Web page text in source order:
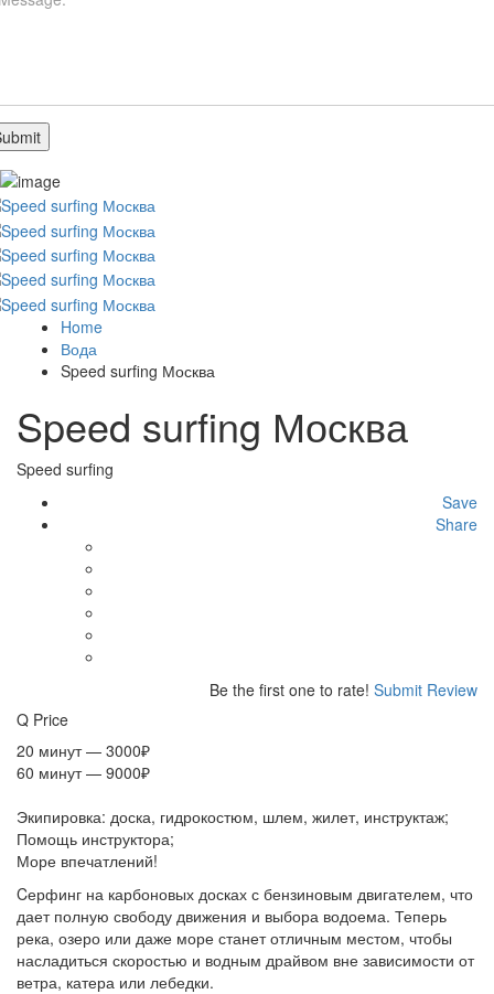
Home
Вода
Speed surfing Москва
Speed surfing Москва
Speed surfing
Save
Share
Be the first one to rate! Submit Review
Q Price
20 минут — 3000₽
60 минут — 9000₽
Экипировка: доска, гидрокостюм, шлем, жилет, инструктаж;
Помощь инструктора;
Море впечатлений!
Cерфинг на карбоновых досках с бензиновым двигателем, что
дает полную свободу движения и выбора водоема. Теперь
река, озеро или даже море станет отличным местом, чтобы
насладиться скоростью и водным драйвом вне зависимости от
ветра, катера или лебедки.